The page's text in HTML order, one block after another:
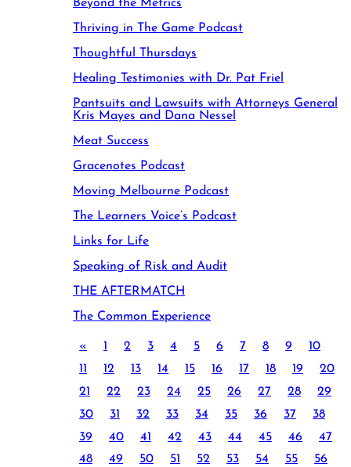
Beyond the Metrics
Thriving in The Game Podcast
Thoughtful Thursdays
Healing Testimonies with Dr. Pat Friel
Pantsuits and Lawsuits with Attorneys General
Kris Mayes and Dana Nessel
Meat Success
Gracenotes Podcast
Moving Melbourne Podcast
The Learners Voice’s Podcast
Links for Life
Speaking of Risk and Audit
THE AFTERMATCH
The Common Experience
« 1 2 3 4 5 6 7 8 9
10
11
12 13 14 15 16 17 18 19
20
21
22 23 24 25 26 27 28
29
30
31 32 33 34 35 36 37
38
39
40 41 42 43 44 45 46
47
48
49 50 51 52 53 54 55
56